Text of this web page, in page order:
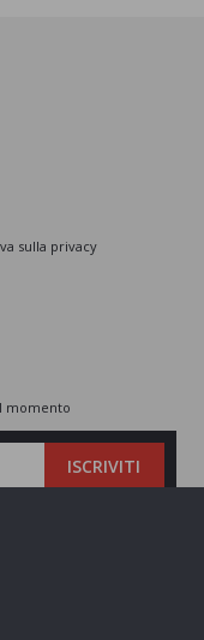
sulla privacy
momento
ISCRIVITI